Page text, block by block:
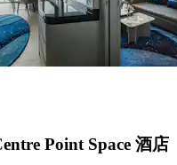
Point Space 酒店